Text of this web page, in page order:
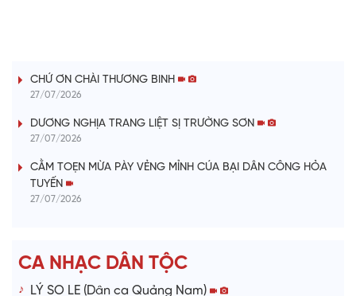
V
i
o
CHỨ ƠN CHÀI THƯƠNG BINH
27/07/2026
DƯƠNG NGHỊA TRANG LIỆT SỊ TRƯỜNG SƠN
27/07/2026
CẰM TOẸN MỪA PÀY VẺNG MỈNH CÚA BẠI DÂN CÔNG HỎA
TUYẾN
27/07/2026
CA NHẠC DÂN TỘC
LÝ SO LE (Dân ca Quảng Nam)